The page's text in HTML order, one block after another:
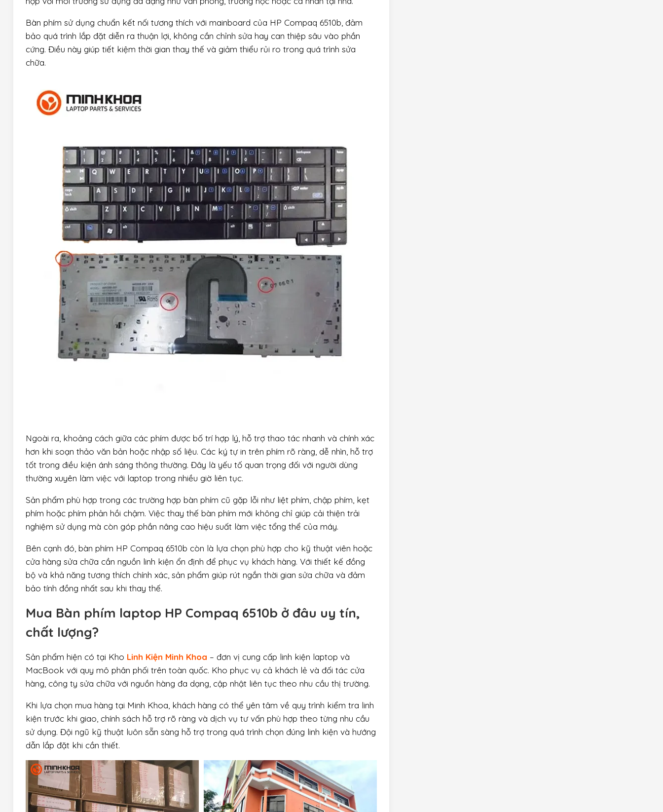
Bàn phím sử dụng chuẩn kết nối tương thích với mainboard của HP Compaq 6510b, đảm
bảo quá trình lắp đặt diễn ra thuận lợi, không cần chỉnh sửa hay can thiệp sâu vào phần
cứng. Điều này giúp tiết kiệm thời gian thay thế và giảm thiểu rủi ro trong quá trình sửa
chữa.
Ngoài ra, khoảng cách giữa các phím được bố trí hợp lý, hỗ trợ thao tác nhanh và chính xác
hơn khi soạn thảo văn bản hoặc nhập số liệu. Các ký tự in trên phím rõ ràng, dễ nhìn, hỗ trợ
tốt trong điều kiện ánh sáng thông thường. Đây là yếu tố quan trọng đối với người dùng
thường xuyên làm việc với laptop trong nhiều giờ liên tục.
Sản phẩm phù hợp trong các trường hợp bàn phím cũ gặp lỗi như liệt phím, chập phím, kẹt
phím hoặc phím phản hồi chậm. Việc thay thế bàn phím mới không chỉ giúp cải thiện trải
nghiệm sử dụng mà còn góp phần nâng cao hiệu suất làm việc tổng thể của máy.
Bên cạnh đó, bàn phím HP Compaq 6510b còn là lựa chọn phù hợp cho kỹ thuật viên hoặc
cửa hàng sửa chữa cần nguồn linh kiện ổn định để phục vụ khách hàng. Với thiết kế đồng
bộ và khả năng tương thích chính xác, sản phẩm giúp rút ngắn thời gian sửa chữa và đảm
bảo tính đồng nhất sau khi thay thế.
Mua Bàn phím laptop HP Compaq 6510b ở đâu uy tín,
chất lượng?
Sản phẩm hiện có tại Kho Linh Kiện Minh Khoa – đơn vị cung cấp linh kiện laptop và
MacBook với quy mô phân phối trên toàn quốc. Kho phục vụ cả khách lẻ và đối tác cửa
hàng, công ty sửa chữa với nguồn hàng đa dạng, cập nhật liên tục theo nhu cầu thị trường.
Khi lựa chọn mua hàng tại Minh Khoa, khách hàng có thể yên tâm về quy trình kiểm tra linh
kiện trước khi giao, chính sách hỗ trợ rõ ràng và dịch vụ tư vấn phù hợp theo từng nhu cầu
sử dụng. Đội ngũ kỹ thuật luôn sẵn sàng hỗ trợ trong quá trình chọn đúng linh kiện và hướng
dẫn lắp đặt khi cần thiết.